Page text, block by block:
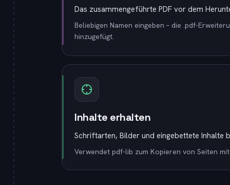
Das zusammengeführte PDF vor dem
Beliebigen Namen eingeben – die .pdf-
hinzugefügt.
Inhalte erhalten
Schriftarten, Bilder und eingebettete Inhalte
Verwendet pdf-lib zum Kopieren von Seiten